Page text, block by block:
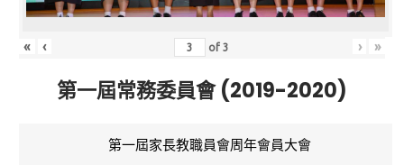
« ‹ of3 › »
第一屆常務委員會 (2019-2020)
第一屆家長教職員會周年會員大會